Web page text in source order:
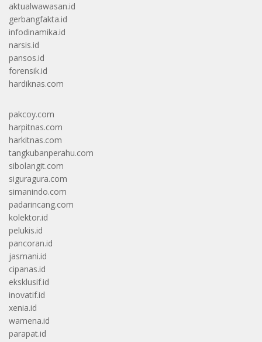
aktualwawasan.id
gerbangfakta.id
infodinamika.id
narsis.id
pansos.id
forensik.id
hardiknas.com
pakcoy.com
harpitnas.com
harkitnas.com
tangkubanperahu.com
sibolangit.com
siguragura.com
simanindo.com
padarincang.com
kolektor.id
pelukis.id
pancoran.id
jasmani.id
cipanas.id
eksklusif.id
inovatif.id
xenia.id
wamena.id
parapat.id